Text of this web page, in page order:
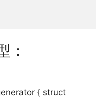
：
{ struct